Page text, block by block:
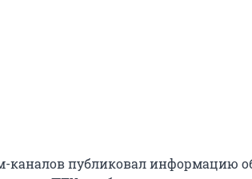
каналов публиковал информацию